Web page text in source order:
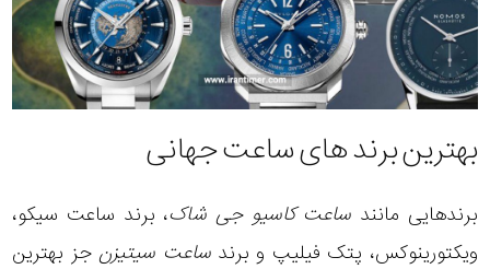
بهترین برند های ساعت جهانی
برندهایی مانند ساعت کاسیو جی شاک، برند ساعت سیکو،
ویکتورینوکس، پتک فیلیپ و برندساعت سیتیزنجز بهترین